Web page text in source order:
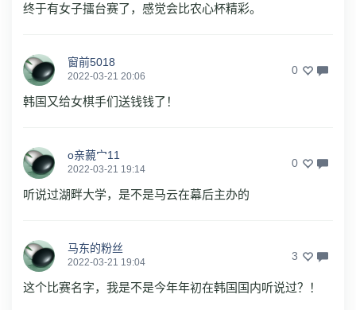
终于有女子擂台赛了，感觉会比农心杯精彩。
窗前5018
2022-03-21 20:06 0
韩国又给女棋手们送钱钱了！
o亲藽宀11
2022-03-21 19:14 0
听说过湖畔大学，是不是马云在幕后主办的
马东的粉丝
2022-03-21 19:04 3
这个比赛名字，我是不是今年年初在韩国国内听说过？！